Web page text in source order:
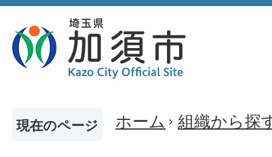
現在のページ ホーム 組織から探